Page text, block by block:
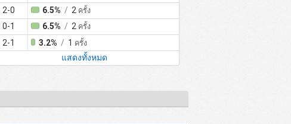
2-0 6.5% / 2 ครั้ง
0-1 6.5% / 2 ครั้ง
2-1 3.2% / 1 ครั้ง
แสดงทั้งหมด